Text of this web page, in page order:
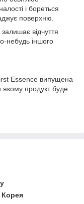
і бореться
поверхню.
відчуття
небудь іншого
Essence випущена
якому продукт буде
Корея